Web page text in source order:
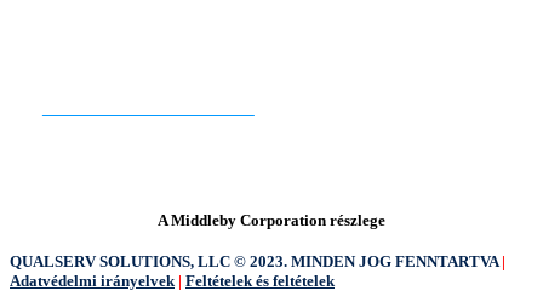
A Middleby Corporation részlege
QUALSERV SOLUTIONS, LLC © 2023. MINDEN JOG FENNTARTVA |
Adatvédelmi irányelvek | Feltételek és feltételek